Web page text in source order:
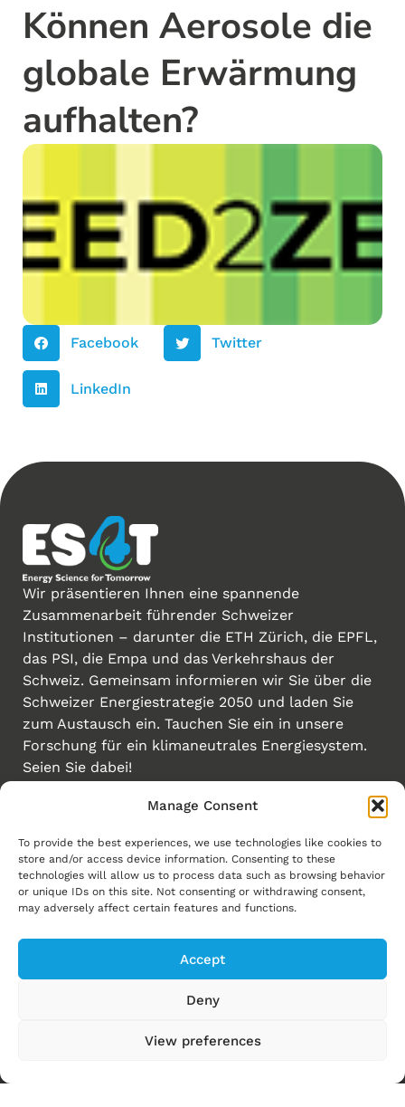
Manage Consent
To provide the best experiences, we use technologies like cookies to
store and/or access device information. Consenting to these
technologies will allow us to process data such as browsing behavior
or unique IDs on this site. Not consenting or withdrawing consent,
may adversely affect certain features and functions.
Accept
Deny
View preferences
Können Aerosole die
globale Erwärmung
aufhalten?
Facebook Twitter
LinkedIn
Wir präsentieren Ihnen eine spannende
Zusammenarbeit führender Schweizer
Institutionen – darunter die ETH Zürich, die EPFL,
das PSI, die Empa und das Verkehrshaus der
Schweiz. Gemeinsam informieren wir Sie über die
Schweizer Energiestrategie 2050 und laden Sie
zum Austausch ein. Tauchen Sie ein in unsere
Forschung für ein klimaneutrales Energiesystem.
Seien Sie dabei!
Links
Homepage
Energiewende
Energy Explorers